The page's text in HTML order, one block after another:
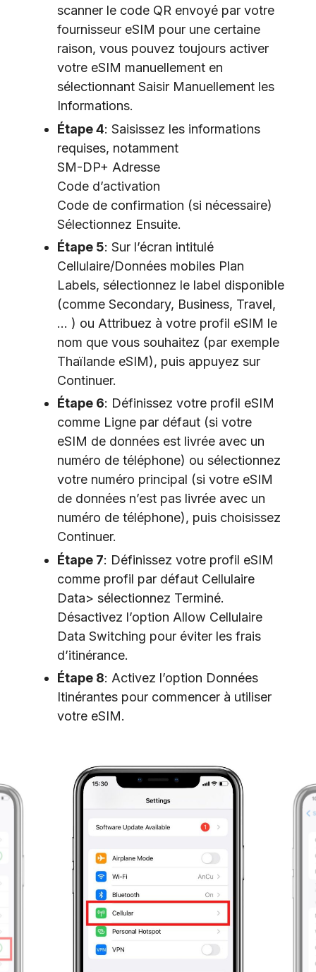
scanner le code QR envoyé par votre
fournisseur eSIM pour une certaine
raison, vous pouvez toujours activer
votre eSIM manuellement en
sélectionnant Saisir Manuellement les
Informations.
Étape 4: Saisissez les informations
requises, notamment
SM-DP+ Adresse
Code d’activation
Code de confirmation (si nécessaire)
Sélectionnez Ensuite.
Étape 5: Sur l’écran intitulé
Cellulaire/Données mobiles Plan
Labels, sélectionnez le label disponible
(comme Secondary, Business, Travel,
… ) ou Attribuez à votre profil eSIM le
nom que vous souhaitez (par exemple
Thaïlande eSIM), puis appuyez sur
Continuer.
Étape 6: Définissez votre profil eSIM
comme Ligne par défaut (si votre
eSIM de données est livrée avec un
numéro de téléphone) ou sélectionnez
votre numéro principal (si votre eSIM
de données n’est pas livrée avec un
numéro de téléphone), puis choisissez
Continuer.
Étape 7: Définissez votre profil eSIM
comme profil par défaut Cellulaire
Data> sélectionnez Terminé.
Désactivez l’option Allow Cellulaire
Data Switching pour éviter les frais
d’itinérance.
Étape 8: Activez l’option Données
Itinérantes pour commencer à utiliser
votre eSIM.